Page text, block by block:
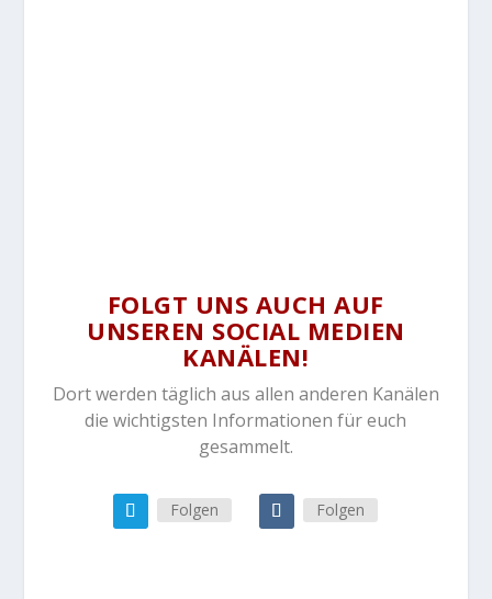
FOLGT UNS AUCH AUF
UNSEREN SOCIAL MEDIEN
KANÄLEN!
Dort werden täglich aus allen anderen Kanälen
die wichtigsten Informationen für euch
gesammelt.
Folgen Folgen